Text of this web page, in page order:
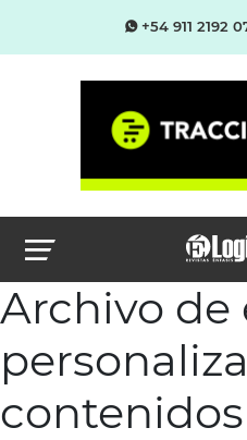
+54 911 2192
Archivo de
contenidos